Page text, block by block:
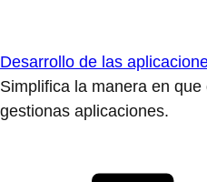
Desarrollo de las
Simplifica la manera en
gestionas aplicaciones.